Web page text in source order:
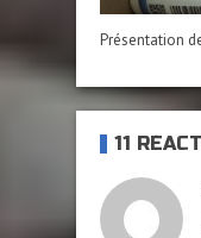
Présentation
11